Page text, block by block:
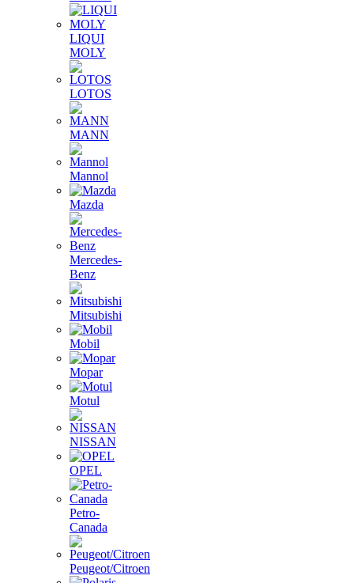
LIQUI
MOLY
LOTOS
MANN
Mannol
Mazda
Mercedes-
Benz
Mitsubishi
Mobil
Mopar
Motul
NISSAN
OPEL
Petro-
Canada
Peugeot/Citroen